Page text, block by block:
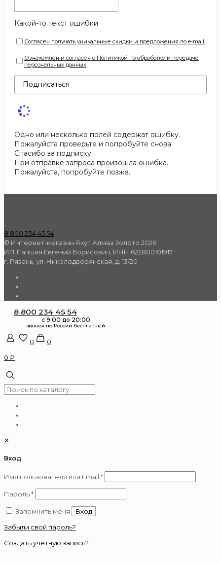
Какой-то текст ошибки
Согласен получать уникальные скидки и предложения по e-mail.
Ознакомлен и согласен с Политикой по обработке и передаче
персональных данных
Подписаться
Одно или несколько полей содержат ошибку.
Пожалуйста проверьте и попробуйте снова.
Спасибо за подписку.
При отправке запроса произошла ошибка.
Пожалуйста, попробуйте позже.
8 800 234 45 54
© Интернет-магазин Якут Алмаз Золото 2026
ИП Лапшин Евгений Борисович, ИНН 622800101917
г. Рязань, ул. Николодворянская, д. 13/20
8 800 234 45 54
0
0
0 ₽
✕
Вход
Имя пользователя или Email *Обязательно
Пароль*Обязательно
Запомнить меня
Вход
Забыли свой пароль?
Создать учётную запись?